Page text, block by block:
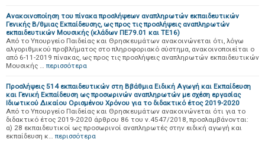
Ανακοινοποίηση του πίνακα προσλήψεων αναπληρωτών εκπαιδευτικών
Γενικής Β/θμιας Εκπαίδευσης, ως προς τις προσλήψεις αναπληρωτών
εκπαιδευτικών Μουσικής (κλάδων ΠΕ79.01 και ΤΕ16)
Από το Υπουργείο Παιδείας και Θρησκευμάτων ανακοινώνεται ότι, λόγω
αλγοριθμικού προβλήματος στο πληροφοριακό σύστημα, ανακοινοποιείται ο
από 6-11-2019 πίνακας, ως προς τις προσλήψεις αναπληρωτών εκπαιδευτικών
Μουσικής … περισσότερα
Προσλήψεις 514 εκπαιδευτικών στη Ββάθμια Ειδική Αγωγή και Εκπαίδευση
και Γενική Εκπαίδευση ως προσωρινών αναπληρωτών με σχέση εργασίας
Ιδιωτικού Δικαίου Ορισμένου Χρόνου για το διδακτικό έτος 2019-2020
Από το Υπουργείο Παιδείας και Θρησκευμάτων ανακοινώνεται ότι για το
διδακτικό έτος 2019-2020 άρθρου 86 του ν.4547/2018, προσλαμβάνονται:
α) 28 εκπαιδευτικοί ως προσωρινοί αναπληρωτές στην ειδική αγωγή και
εκπαίδευση κ… περισσότερα